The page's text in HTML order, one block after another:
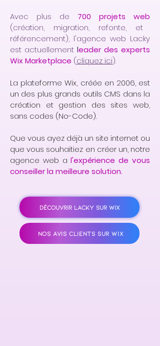
Avec plus de
700 projets web
(création, migration, refonte, et
référencement), l'agence web Lacky
est actuellement leader des experts
Wix Marketplace (cliquez ici).
La plateforme Wix, créée en 2006, est
un des plus grands outils CMS dans la
création et gestion des sites web,
sans codes (No-Code).
Que vous ayez déjà un site internet ou
que vous souhaitiez en créer un, notre
agence web al'expérience de vous
conseiller la meilleure solution.
DÉCOUVRIR LACKY SUR WIX
NOS AVIS CLIENTS SUR WIX